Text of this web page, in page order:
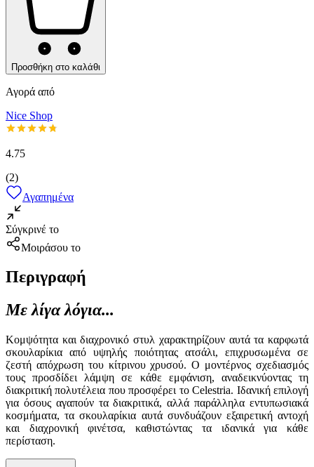
Προσθήκη στο καλάθι
Αγορά από
Nice Shop
4.75
(2)
Αγαπημένα
Σύγκρινέ το
Μοιράσου το
Περιγραφή
Με λίγα λόγια...
Κομψότητα και διαχρονικό στυλ χαρακτηρίζουν αυτά τα καρφωτά
σκουλαρίκια από υψηλής ποιότητας ατσάλι, επιχρυσωμένα σε
ζεστή απόχρωση του κίτρινου χρυσού. Ο μοντέρνος σχεδιασμός
τους προσδίδει λάμψη σε κάθε εμφάνιση, αναδεικνύοντας τη
διακριτική πολυτέλεια που προσφέρει το Celestria. Ιδανική επιλογή
για όσους αγαπούν τα διακριτικά, αλλά παράλληλα εντυπωσιακά
κοσμήματα, τα σκουλαρίκια αυτά συνδυάζουν εξαιρετική αντοχή
και διαχρονική φινέτσα, καθιστώντας τα ιδανικά για κάθε
περίσταση.